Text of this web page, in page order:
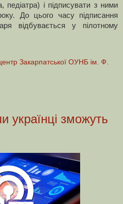
педіатра) і підписувати з ними
До цього часу підписання
відбувається у пілотному
Закарпатської ОУНБ ім. Ф.
українці зможуть